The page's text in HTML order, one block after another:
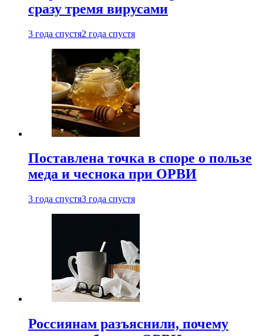
сразу тремя вирусами
3 года спустя2 года спустя
Поставлена точка в споре о пользе
меда и чеснока при ОРВИ
3 года спустя3 года спустя
Россиянам разъяснили, почему